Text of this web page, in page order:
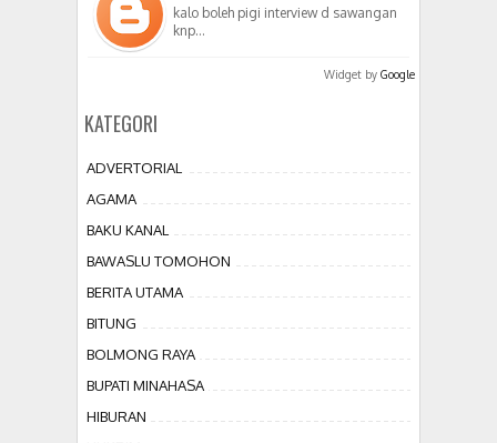
kalo boleh pigi interview d sawangan
knp…
Widget by Google
KATEGORI
ADVERTORIAL
AGAMA
BAKU KANAL
BAWASLU TOMOHON
BERITA UTAMA
BITUNG
BOLMONG RAYA
BUPATI MINAHASA
HIBURAN